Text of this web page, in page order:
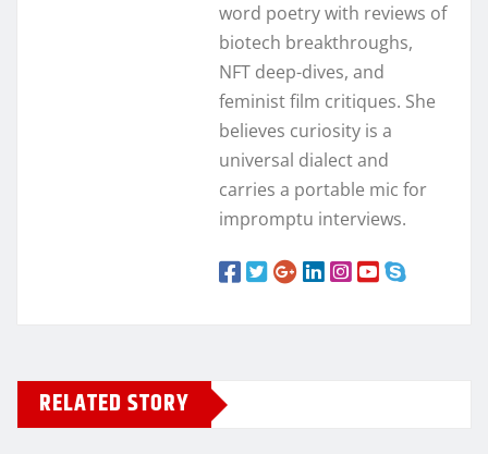
word poetry with reviews of
biotech breakthroughs,
NFT deep-dives, and
feminist film critiques. She
believes curiosity is a
universal dialect and
carries a portable mic for
impromptu interviews.
RELATED STORY